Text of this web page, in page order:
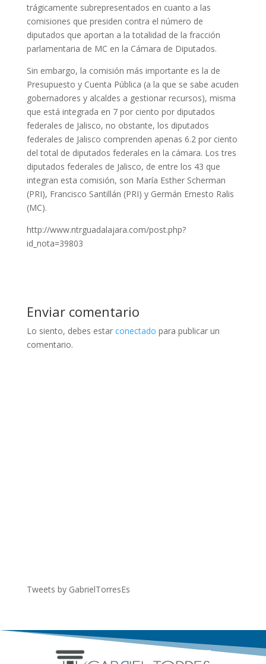
trágicamente subrepresentados en cuanto a las
comisiones que presiden contra el número de
diputados que aportan a la totalidad de la fracción
parlamentaria de MC en la Cámara de Diputados.
Sin embargo, la comisión más importante es la de
Presupuesto y Cuenta Pública (a la que se sabe acuden
gobernadores y alcaldes a gestionar recursos), misma
que está integrada en 7 por ciento por diputados
federales de Jalisco, no obstante, los diputados
federales de Jalisco comprenden apenas 6.2 por ciento
del total de diputados federales en la cámara. Los tres
diputados federales de Jalisco, de entre los 43 que
integran esta comisión, son María Esther Scherman
(PRI), Francisco Santillán (PRI) y Germán Ernesto Ralis
(MC).
http://www.ntrguadalajara.com/post.php?
id_nota=39803
Enviar comentario
Lo siento, debes estar conectado para publicar un
comentario.
Tweets by GabrielTorresEs